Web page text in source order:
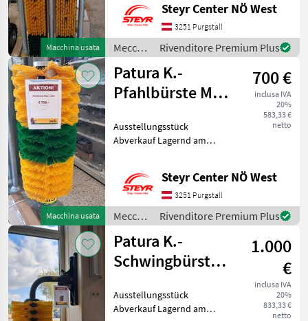
Macchina usata
Meccanizzazione interna
Strumenti per zootecnia e
cura animali
Steyr Center NÖ West
3251 Purgstall
Meccanizzazione
interna
/ Patura
Rivenditore Premium Plus
Macchina usata
Patura K.-
Pfahlbürste Maxi
700 €
inclusa IVA
20%
583,33 €
netto
Ausstellungsstück
Abverkauf Lagernd am
Meccanizzazione interna
Strumenti per zootecnia e
cura animali
Steyr Center NÖ West
3251 Purgstall
Meccanizzazione
interna
/ Patura
Rivenditore Premium Plus
Patura K.-
Schwingbürste
1.000
€
inclusa IVA
20%
833,33 €
netto
Ausstellungsstück
Abverkauf Lagernd am